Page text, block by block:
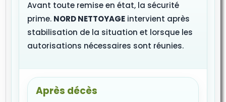
Avant toute remise en état, la sécurité
prime. NORD NETTOYAGE intervient après
stabilisation de la situation et lorsque les
autorisations nécessaires sont réunies.
Après décès